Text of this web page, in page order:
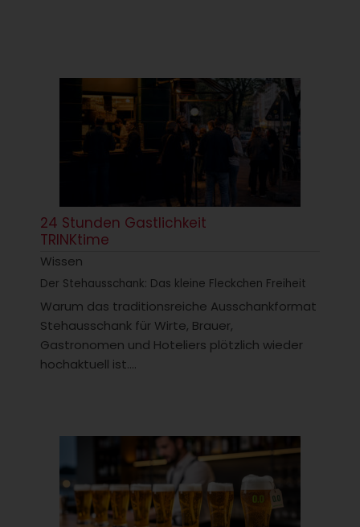
24 Stunden Gastlichkeit
TRINKtime
Wissen
Der Stehausschank: Das kleine Fleckchen Freiheit
Warum das traditionsreiche Ausschankformat
Stehausschank für Wirte, Brauer,
Gastronomen und Hoteliers plötzlich wieder
hochaktuell ist....